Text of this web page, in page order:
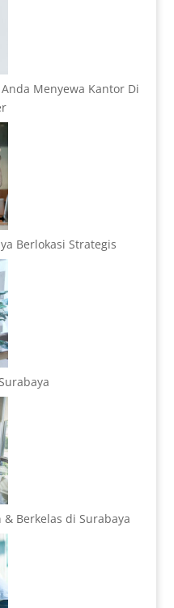
Menyewa Kantor Di
Berlokasi Strategis
Berkelas di Surabaya